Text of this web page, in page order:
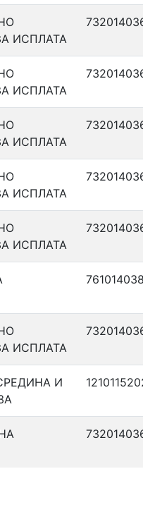
ИСПЛАТА
ИСПЛАТА
ИСПЛАТА
ИСПЛАТА
ИСПЛАТА
ИСПЛАТА
И